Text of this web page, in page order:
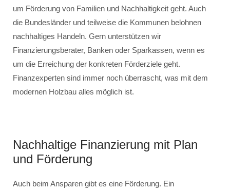
um Förderung von Familien und Nachhaltigkeit geht. Auch
die Bundesländer und teilweise die Kommunen belohnen
nachhaltiges Handeln. Gern unterstützen wir
Finanzierungsberater, Banken oder Sparkassen, wenn es
um die Erreichung der konkreten Förderziele geht.
Finanzexperten sind immer noch überrascht, was mit dem
modernen Holzbau alles möglich ist.
Nachhaltige Finanzierung mit Plan
und Förderung
Auch beim Ansparen gibt es eine Förderung. Ein